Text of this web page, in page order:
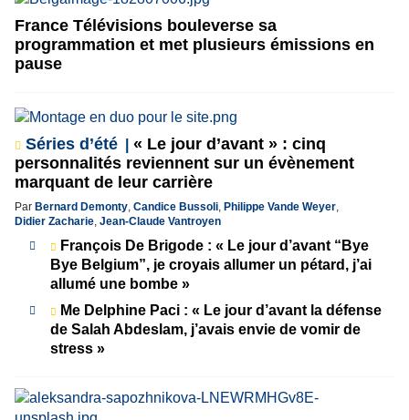
France Télévisions bouleverse sa
programmation et met plusieurs émissions en
pause
Séries d’été
« Le jour d’avant » : cinq
personnalités reviennent sur un évènement
marquant de leur carrière
Par Bernard Demonty, Candice Bussoli, Philippe Vande Weyer,
Didier Zacharie, Jean-Claude Vantroyen
François De Brigode : « Le jour d’avant “Bye
Bye Belgium”, je croyais allumer un pétard, j’ai
allumé une bombe »
Me Delphine Paci : « Le jour d’avant la défense
de Salah Abdeslam, j’avais envie de vomir de
stress »